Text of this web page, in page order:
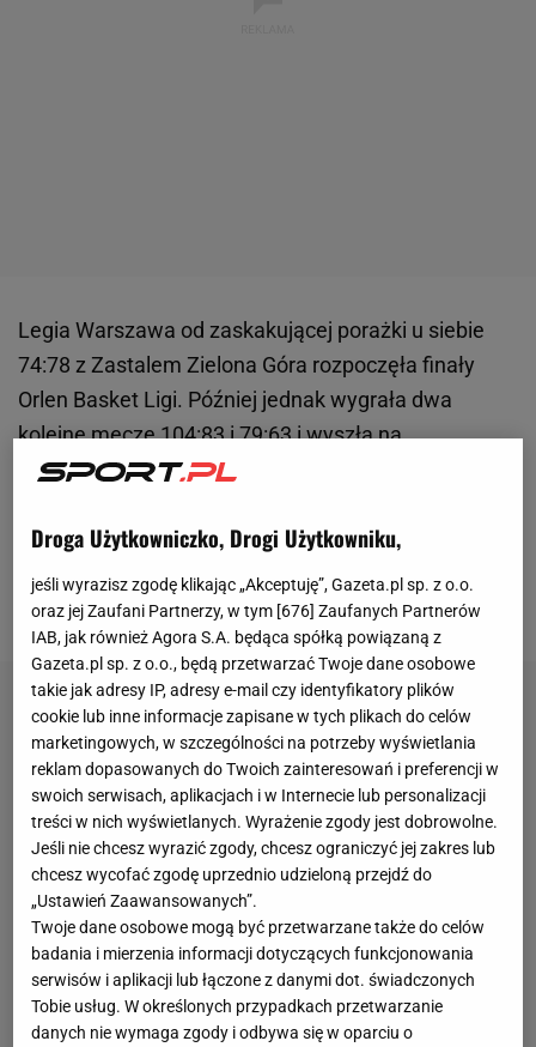
Legia Warszawa od zaskakującej porażki u siebie
74:78 z Zastalem Zielona Góra rozpoczęła finały
Orlen Basket Ligi. Później jednak wygrała dwa
kolejnemecze104:83 i 79:63 i wyszła na
prowadzenie 2:1 w serii do czterech zwycięstw.
rozgrywane w Zielonej Górze, czwarte spotkanie.
Gospodarze pokazali w nim, że wciąż chcą liczyć się
w grze o tytuł mistrza Polski.
Droga Użytkowniczko, Drogi Użytkowniku,
jeśli wyrazisz zgodę klikając „Akceptuję”, Gazeta.pl sp. z o.o.
oraz jej Zaufani Partnerzy, w tym [676] Zaufanych Partnerów
IAB, jak również Agora S.A. będąca spółką powiązaną z
Gazeta.pl sp. z o.o., będą przetwarzać Twoje dane osobowe
takie jak adresy IP, adresy e-mail czy identyfikatory plików
cookie lub inne informacje zapisane w tych plikach do celów
marketingowych, w szczególności na potrzeby wyświetlania
reklam dopasowanych do Twoich zainteresowań i preferencji w
swoich serwisach, aplikacjach i w Internecie lub personalizacji
treści w nich wyświetlanych. Wyrażenie zgody jest dobrowolne.
Jeśli nie chcesz wyrazić zgody, chcesz ograniczyć jej zakres lub
chcesz wycofać zgodę uprzednio udzieloną przejdź do
„Ustawień Zaawansowanych”.
Twoje dane osobowe mogą być przetwarzane także do celów
badania i mierzenia informacji dotyczących funkcjonowania
serwisów i aplikacji lub łączone z danymi dot. świadczonych
Tobie usług. W określonych przypadkach przetwarzanie
danych nie wymaga zgody i odbywa się w oparciu o